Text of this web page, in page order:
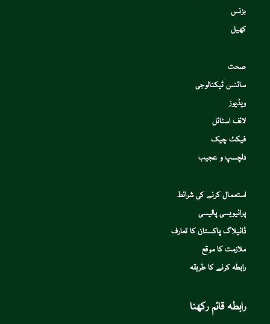
بزنس
کھیل
صحت
سائنس ٹیکنالوجی
ویڈیوز
لائف اسٹائل
فیکٹ چیک
دلچسپ و عجیب
استعمال کرنے کی شرائط
پرائیویسی پالیسی
ڈائیلاگ پاکستان کا تعارف
ملازمت کا موقع
رابطہ کرنے کا طریقہ
رابطہ قائم رکھنا